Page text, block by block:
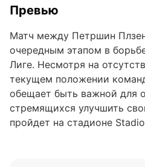
Превью
Матч между Петршин
очередным этапом в
Лиге. Несмотря на
текущем положении
обещает быть важной для
стремящихся улучшить
пройдет на стадионе